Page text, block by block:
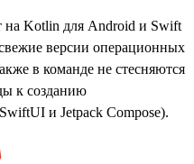
Kotlin для Android и Swift
версии операционных
в команде не стесняются
к созданию
и Jetpack Compose).